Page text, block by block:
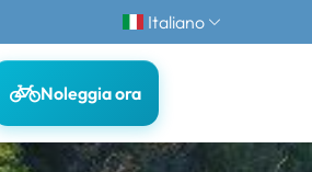
Italiano
Noleggia ora